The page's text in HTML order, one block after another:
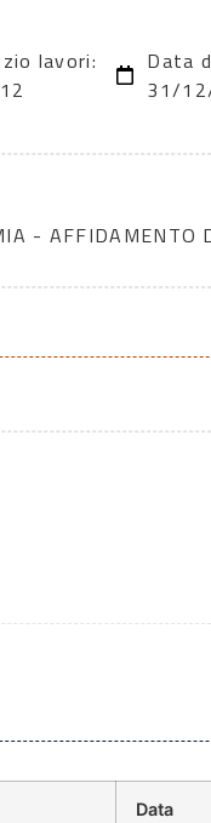
lavori:
Data
31/
- AFFIDAMENTO
Data